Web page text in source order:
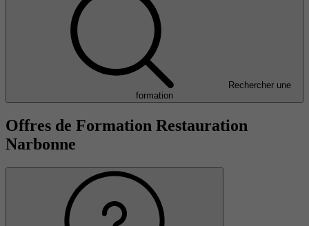
Rechercher une
formation
Offres de Formation Restauration
Narbonne